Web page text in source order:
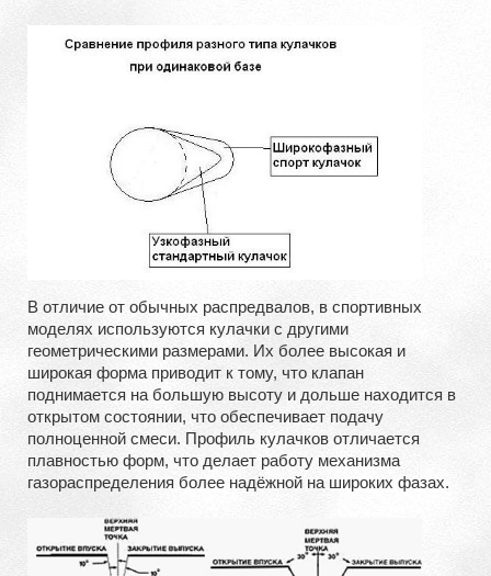
В отличие от обычных распредвалов, в спортивных
моделях используются кулачки с другими
геометрическими размерами. Их более высокая и
широкая форма приводит к тому, что клапан
поднимается на большую высоту и дольше находится в
открытом состоянии, что обеспечивает подачу
полноценной смеси. Профиль кулачков отличается
плавностью форм, что делает работу механизма
газораспределения более надёжной на широких фазах.